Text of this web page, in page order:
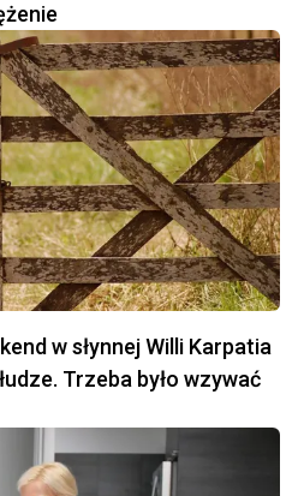
w słynnej Willi Karpatia
Trzeba było wzywać